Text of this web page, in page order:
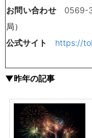
お問い合わせ
0569-
局）
公式サイト https://
▼昨年の記事